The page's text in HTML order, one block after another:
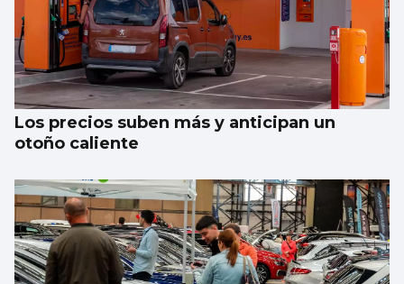
Los precios suben más y anticipan un
otoño caliente